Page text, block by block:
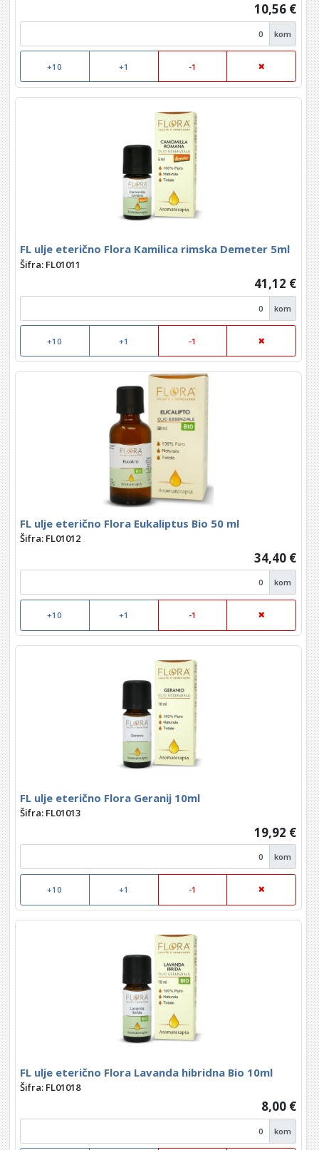
10,56 €
kom
+10 +1 -1
FL ulje eterično Flora Kamilica rimska Demeter 5ml
Šifra: FL01011
41,12 €
kom
+10 +1 -1
FL ulje eterično Flora Eukaliptus Bio 50 ml
Šifra: FL01012
34,40 €
kom
+10 +1 -1
FL ulje eterično Flora Geranij 10ml
Šifra: FL01013
19,92 €
kom
+10 +1 -1
FL ulje eterično Flora Lavanda hibridna Bio 10ml
Šifra: FL01018
8,00 €
kom